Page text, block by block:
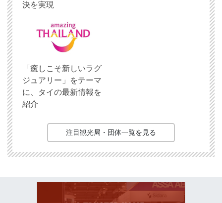
決を実現
「癒しこそ新しいラグ
ジュアリー」をテーマ
に、タイの最新情報を
紹介
注目観光局・団体一覧を見る